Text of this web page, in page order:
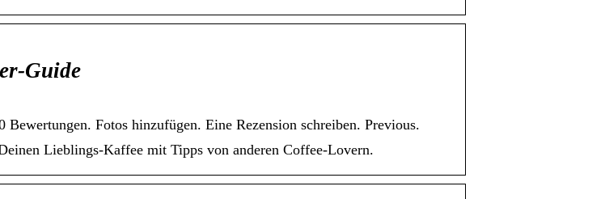
Guide
Fotos hinzufügen. Eine Rezension schreiben. Previous.
Lieblings-Kaffee mit Tipps von anderen Coffee-Lovern.